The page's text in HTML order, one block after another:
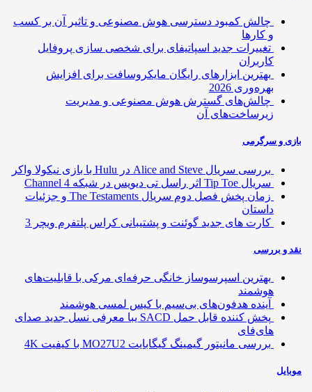
چالش کمبود دسترسی هوش مصنوعی و تاثیر آن بر کسب
و کارها
تغییرات جدید اسپاتیفای برای شخصی سازی پروفایل
کاربران
بهترین ابزارهای رایگان مایکروسافت برای افزایش
بهره‌وری 2026
چالش‌های گسترش هوش مصنوعی و مدیریت
زیرساخت‌های آن
بازی و سرگرمی
بررسی سریال Alice and Steve در Hulu با بازی نیکولا واکر
سریال Tip Toe اثر راسل تی دیویس در شبکه Channel 4
زمان پخش فصل دوم سریال The Testaments و جزئیات
داستان
کارت های جدید گوئنت و پشتیبانی کراس پلتفرم ویچر 3
نقد و بررسی
بهترین اسپرسوساز خانگی حرفه‌ای مرکی با قابلیت‌های
هوشمند
آینده هدفون‌های بی‌سیم با کیس لمسی هوشمند
پخش کننده قابل حمل SACD یبا معرفی نسل جدید صدای
های‌فای
بررسی مانیتور گیمینگ گیگابایت MO27U2 با کیفیت 4K
موبایل